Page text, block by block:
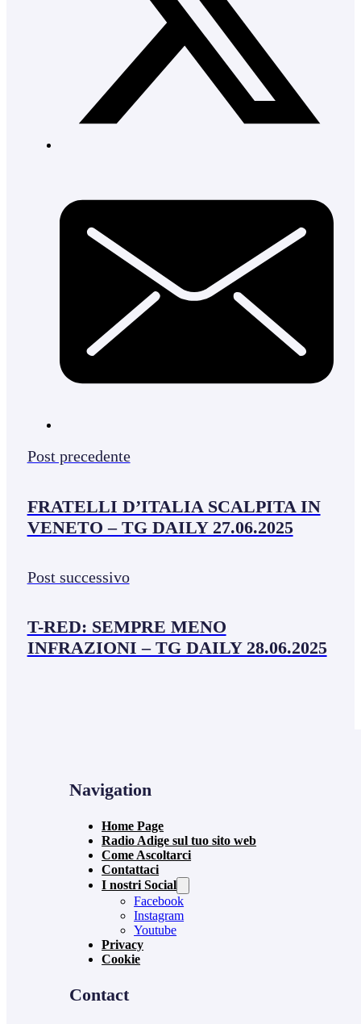
Post precedente
FRATELLI D’ITALIA SCALPITA IN
VENETO – TG DAILY 27.06.2025
Post successivo
T-RED: SEMPRE MENO
INFRAZIONI – TG DAILY 28.06.2025
Navigation
Home Page
Radio Adige sul tuo sito web
Come Ascoltarci
Contattaci
I nostri Social
Facebook
Instagram
Youtube
Privacy
Cookie
Contact